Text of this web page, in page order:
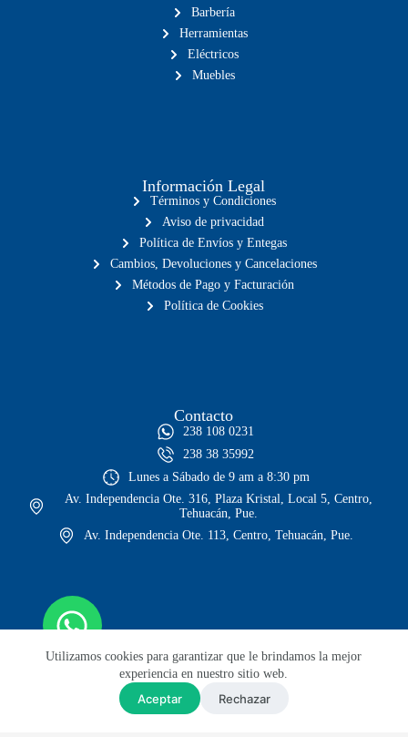
Utilizamos cookies para garantizar que le brindamos la mejor
experiencia en nuestro sitio web.
Aceptar Rechazar
Barbería
Herramientas
Eléctricos
Muebles
Información Legal
Términos y Condiciones
Aviso de privacidad
Política de Envíos y Entegas
Cambios, Devoluciones y Cancelaciones
Métodos de Pago y Facturación
Política de Cookies
Contacto
238 108 0231
238 38 35992
Lunes a Sábado de 9 am a 8:30 pm
Av. Independencia Ote. 316, Plaza Kristal, Local 5, Centro,
Tehuacán, Pue.
Av. Independencia Ote. 113, Centro, Tehuacán, Pue.
© Todos los derechos reservados